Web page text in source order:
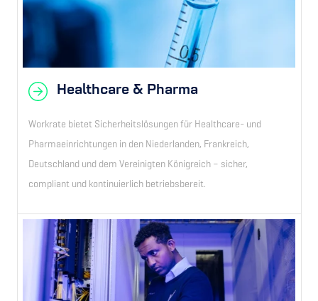
Healthcare & Pharma
Workrate bietet Sicherheitslösungen für Healthcare- und
Pharmaeinrichtungen in den Niederlanden, Frankreich,
Deutschland und dem Vereinigten Königreich – sicher,
compliant und kontinuierlich betriebsbereit.